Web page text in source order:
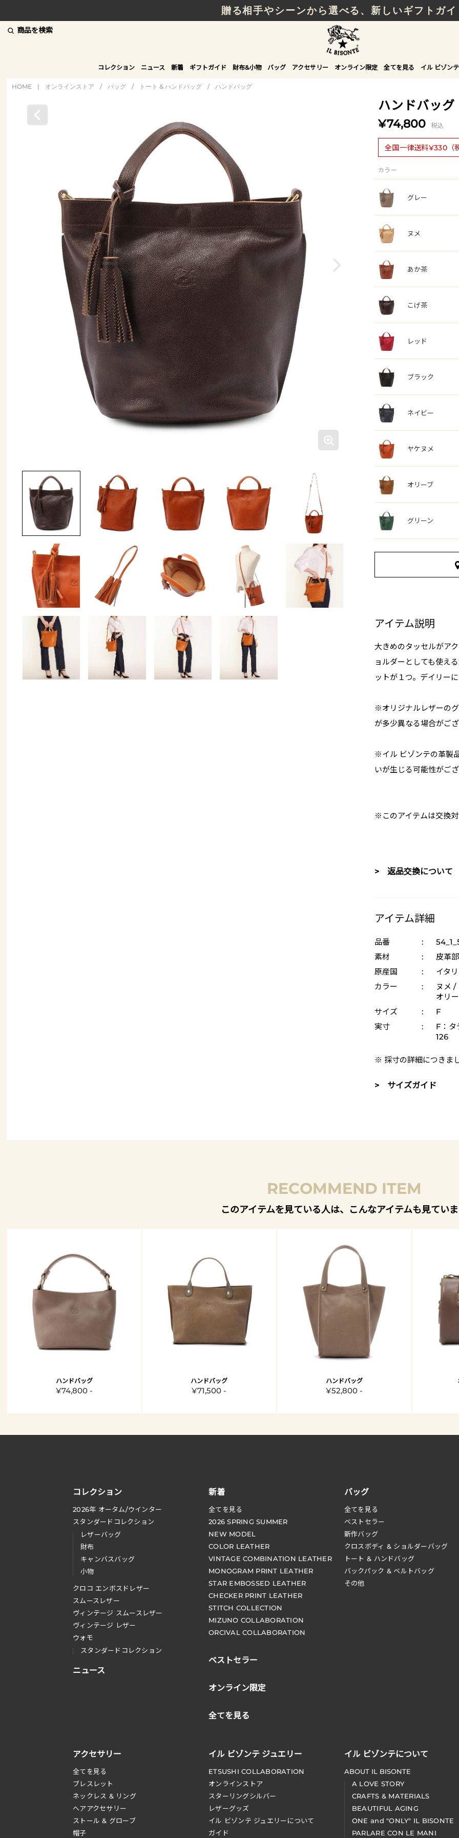
贈る相手やシーンから選べる、新しいギフトガイ
商品を検索
コレクション ニュース 新着 ギフトガイド 財布&小物 バッグ アクセサリー オンライン限定 全てを見る イル ビゾン
HOME | オンラインストア / バッグ / トート & ハンドバッグ / ハンドバッグ
ハンドバッグ
¥74,800 税込
全国一律送料¥330（
カラー
グレー
ヌメ
あか茶
こげ茶
レッド
ブラック
ネイビー
ヤケヌメ
オリーブ
グリーン
アイテム説明
大きめのタッセルがア
ョルダーとしても使え
ットが１つ。デイリー
※オリジナルレザーの
が多少異なる場合がご
※イル ビゾンテの革製
いが生じる可能性がご
※このアイテムは交換
> 返品交換について
アイテム詳細
品番 :
素材
:
皮革
原産国
:
イタ
カラー
:
ヌメ /
オリ
サイズ
:
F
実寸
:
F：タ
126
※ 採寸の詳細につきま
> サイズガイド
RECOMMEND ITEM
このアイテムを見ている人は、こんなアイテムも見てい
ハンドバッグ
¥74,800 -
ハンドバッグ
¥71,500 -
ハンドバッグ
¥52,800 -
コレクション
2026年 オータム/ウインター
スタンダードコレクション
レザーバッグ
財布
キャンバスバッグ
小物
クロコ エンボスドレザー
スムースレザー
ヴィンテージ スムースレザー
ヴィンテージ レザー
ウォモ
スタンダードコレクション
ニュース
新着
全てを見る
2026 SPRING SUMMER
NEW MODEL
COLOR LEATHER
VINTAGE COMBINATION LEATHER
MONOGRAM PRINT LEATHER
STAR EMBOSSED LEATHER
CHECKER PRINT LEATHER
STITCH COLLECTION
MIZUNO COLLABORATION
ORCIVAL COLLABORATION
ベストセラー
オンライン限定
全てを見る
バッグ
全てを見る
ベストセラー
新作バッグ
クロスボディ & ショルダーバッグ
トート & ハンドバッグ
バックパック & ベルトバッグ
その他
アクセサリー
全てを見る
ブレスレット
ネックレス & リング
へアアクセサリー
ストール & グローブ
帽子
イル ビゾンテ ジュエリー
ETSUSHI COLLABORATION
オンラインストア
スターリングシルバー
レザーグッズ
イル ビゾンテ ジュエリーについて
ガイド
イル ビゾンテについて
ABOUT IL BISONTE
A LOVE STORY
CRAFTS & MATERIALS
BEAUTIFUL AGING
ONE and "ONLY" IL BISONTE
PARLARE CON LE MANI